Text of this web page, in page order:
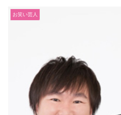
お笑い芸人